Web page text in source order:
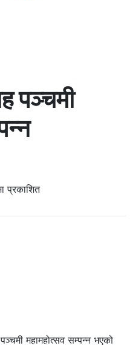
पञ्चमी
प्रकाशित
महामहोत्सव सम्पन्न भएको